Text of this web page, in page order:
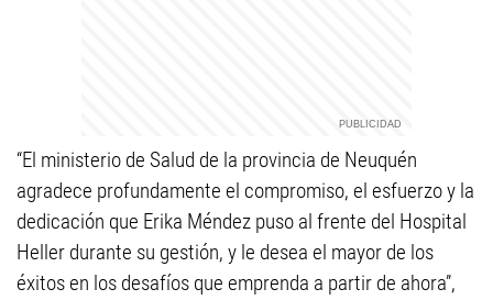
“El ministerio de Salud de la provincia de Neuquén
agradece profundamente el compromiso, el esfuerzo y la
dedicación que Erika Méndez puso al frente del Hospital
Heller durante su gestión, y le desea el mayor de los
éxitos en los desafíos que emprenda a partir de ahora”,